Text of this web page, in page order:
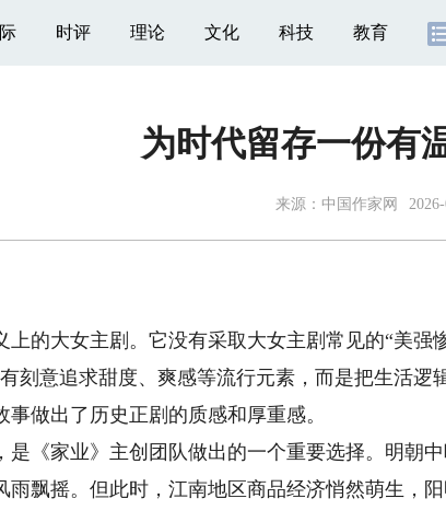
时评 理论 文化 科技 教育
为时代留存一份有
来源： 中国作家网
大女主剧。它没有采取大女主剧常见的“美强
刻意追求甜度、爽感等流行元素，而是把生活逻
做出了历史正剧的质感和厚重感。
家业》主创团队做出的一个重要选择。明朝中
雨飘摇。但此时，江南地区商品经济悄然萌生，